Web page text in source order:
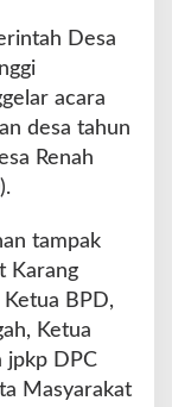
Desa
acara
desa tahun
Renah
tampak
Karang
BPD,
Ketua
jpkp DPC
Masyarakat